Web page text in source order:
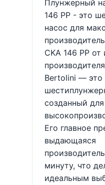
Плунжерный
146 PP - это
насос для
CKA 146 PP от
Bertolini — это
созданный
Его главное
выдающаяся
минуту, что
идеальным